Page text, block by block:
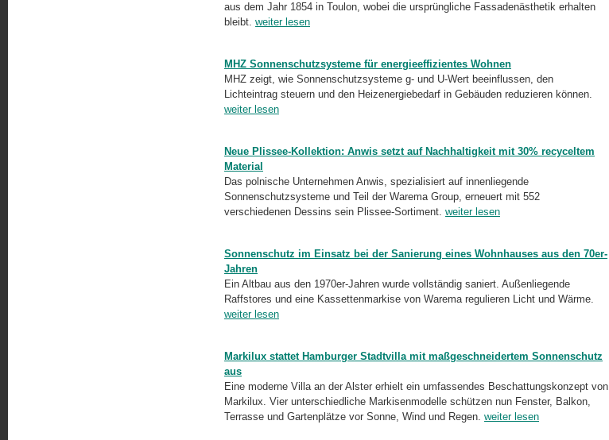
aus dem Jahr 1854 in Toulon, wobei die ursprüngliche Fassadenästhetik erhalten
bleibt. weiter lesen
MHZ Sonnenschutzsysteme für energieeffizientes Wohnen
MHZ zeigt, wie Sonnenschutzsysteme g- und U-Wert beeinflussen, den
Lichteintrag steuern und den Heizenergiebedarf in Gebäuden reduzieren können.
weiter lesen
Neue Plissee-Kollektion: Anwis setzt auf Nachhaltigkeit mit 30% recyceltem
Material
Das polnische Unternehmen Anwis, spezialisiert auf innenliegende
Sonnenschutzsysteme und Teil der Warema Group, erneuert mit 552
verschiedenen Dessins sein Plissee-Sortiment. weiter lesen
Sonnenschutz im Einsatz bei der Sanierung eines Wohnhauses aus den 70er-
Jahren
Ein Altbau aus den 1970er-Jahren wurde vollständig saniert. Außenliegende
Raffstores und eine Kassettenmarkise von Warema regulieren Licht und Wärme.
weiter lesen
Markilux stattet Hamburger Stadtvilla mit maßgeschneidertem Sonnenschutz
aus
Eine moderne Villa an der Alster erhielt ein umfassendes Beschattungskonzept von
Markilux. Vier unterschiedliche Markisenmodelle schützen nun Fenster, Balkon,
Terrasse und Gartenplätze vor Sonne, Wind und Regen. weiter lesen